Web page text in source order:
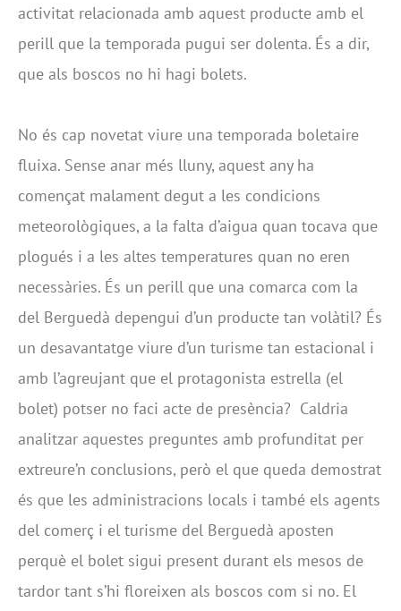
activitat relacionada amb aquest producte amb el
perill que la temporada pugui ser dolenta. És a dir,
que als boscos no hi hagi bolets.
No és cap novetat viure una temporada boletaire
fluixa. Sense anar més lluny, aquest any ha
començat malament degut a les condicions
meteorològiques, a la falta d’aigua quan tocava que
plogués i a les altes temperatures quan no eren
necessàries. És un perill que una comarca com la
del Berguedà depengui d’un producte tan volàtil? És
un desavantatge viure d’un turisme tan estacional i
amb l’agreujant que el protagonista estrella (el
bolet) potser no faci acte de presència? Caldria
analitzar aquestes preguntes amb profunditat per
extreure’n conclusions, però el que queda demostrat
és que les administracions locals i també els agents
del comerç i el turisme del Berguedà aposten
perquè el bolet sigui present durant els mesos de
tardor tant s’hi floreixen als boscos com si no. El